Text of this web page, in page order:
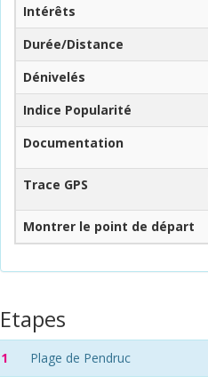
Intérêts
Durée/Distance
Dénivelés
Indice Popularité
Documentation
Trace GPS
Montrer le point de départ
Etapes
1 Plage de Pendruc